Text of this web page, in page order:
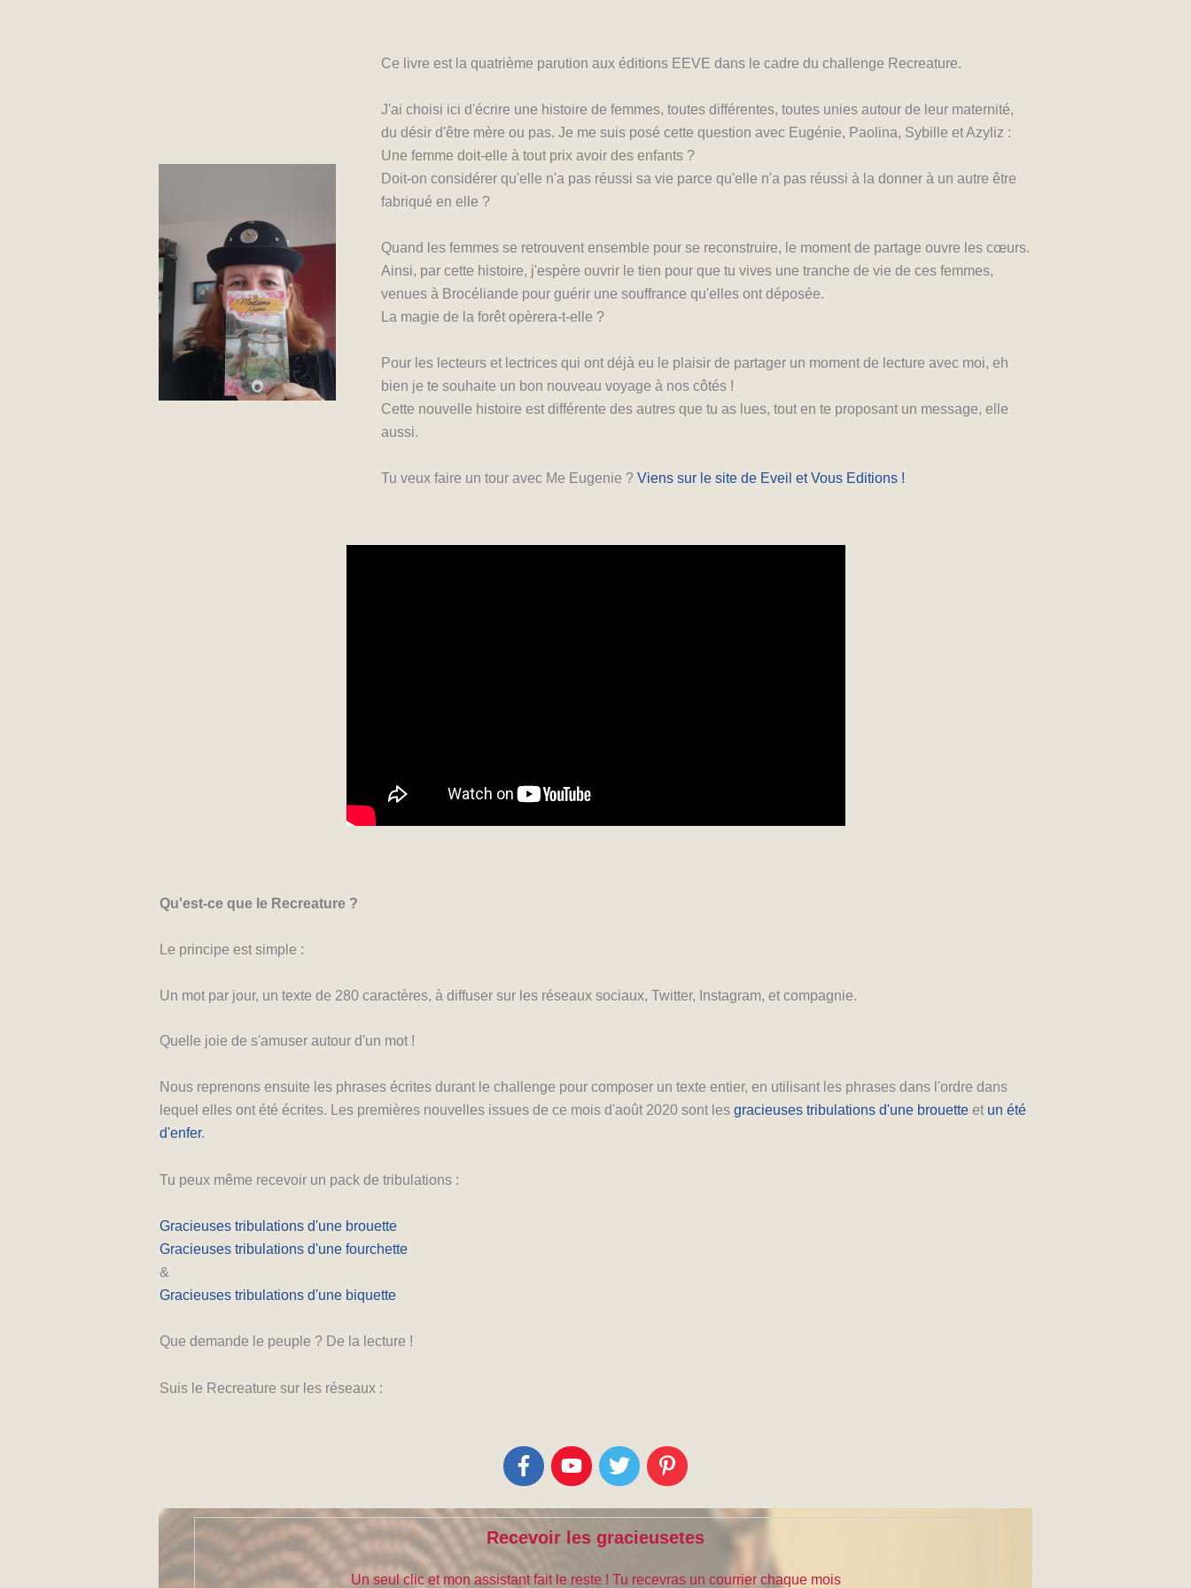
Ce livre est la quatrième parution aux éditions EEVE dans le cadre du challenge Recreature.
J'ai choisi ici d'écrire une histoire de femmes, toutes différentes, toutes unies autour de leur maternité,
du désir d'être mère ou pas. Je me suis posé cette question avec Eugénie, Paolina, Sybille et Azyliz :
Une femme doit-elle à tout prix avoir des enfants ?
Doit-on considérer qu'elle n'a pas réussi sa vie parce qu'elle n'a pas réussi à la donner à un autre être
fabriqué en elle ?
Quand les femmes se retrouvent ensemble pour se reconstruire, le moment de partage ouvre les cœurs.
Ainsi, par cette histoire, j'espère ouvrir le tien pour que tu vives une tranche de vie de ces femmes,
venues à Brocéliande pour guérir une souffrance qu'elles ont déposée.
La magie de la forêt opèrera-t-elle ?
Pour les lecteurs et lectrices qui ont déjà eu le plaisir de partager un moment de lecture avec moi, eh
bien je te souhaite un bon nouveau voyage à nos côtés !
Cette nouvelle histoire est différente des autres que tu as lues, tout en te proposant un message, elle
aussi.
Tu veux faire un tour avec Me Eugenie ?Viens sur le site de Eveil et Vous Editions !
Qu'est-ce que le Recreature ?
Le principe est simple :
Un mot par jour, un texte de 280 caractères, à diffuser sur les réseaux sociaux, Twitter, Instagram, et compagnie.
Quelle joie de s'amuser autour d'un mot !
Nous reprenons ensuite les phrases écrites durant le challenge pour composer un texte entier, en utilisant les phrases dans l'ordre dans
lequel elles ont été écrites. Les premières nouvelles issues de ce mois d'août 2020 sont les gracieuses tribulations d'une brouetteet un été
d'enfer.
Tu peux même recevoir un pack de tribulations :
Gracieuses tribulations d'une brouette
Gracieuses tribulations d'une fourchette
&
Gracieuses tribulations d'une biquette
Que demande le peuple ? De la lecture !
Suis le Recreature sur les réseaux :
Recevoir les gracieusetes
Un seul clic et mon assistant fait le reste ! Tu recevras un courrier chaque mois